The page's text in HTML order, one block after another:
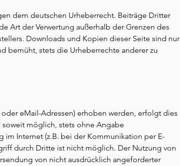
dem deutschen Urheberrecht. Beiträge Dritter
Art der Verwertung außerhalb der Grenzen des
Downloads und Kopien dieser Seite sind nur
bemüht, stets die Urheberrechte anderer zu
eMail-Adressen) erhoben werden, erfolgt dies
möglich, stets ohne Angabe
Internet (z.B. bei der Kommunikation per E-
durch Dritte ist nicht möglich. Der Nutzung von
von nicht ausdrücklich angeforderter